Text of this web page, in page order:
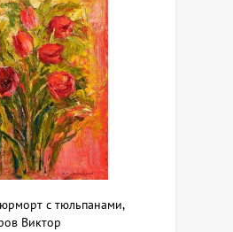
с тюльпанами,
Виктор